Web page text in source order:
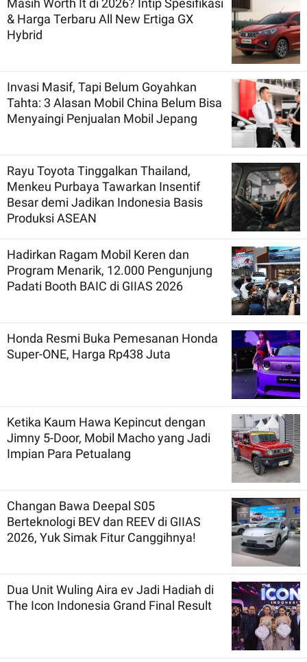
& Harga Terbaru All New Ertiga GX
Hybrid
Invasi Masif, Tapi Belum Goyahkan
Tahta: 3 Alasan Mobil China Belum Bisa
Menyaingi Penjualan Mobil Jepang
Rayu Toyota Tinggalkan Thailand,
Menkeu Purbaya Tawarkan Insentif
Besar demi Jadikan Indonesia Basis
Produksi ASEAN
Hadirkan Ragam Mobil Keren dan
Program Menarik, 12.000 Pengunjung
Padati Booth BAIC di GIIAS 2026
Honda Resmi Buka Pemesanan Honda
Super-ONE, Harga Rp438 Juta
Ketika Kaum Hawa Kepincut dengan
Jimny 5-Door, Mobil Macho yang Jadi
Impian Para Petualang
Changan Bawa Deepal S05
Berteknologi BEV dan REEV di GIIAS
2026, Yuk Simak Fitur Canggihnya!
Dua Unit Wuling Aira ev Jadi Hadiah di
The Icon Indonesia Grand Final Result